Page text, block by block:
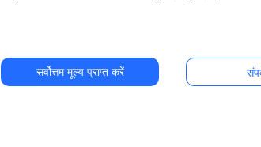
सर्वोत्तम मूल्य प्राप्त करें